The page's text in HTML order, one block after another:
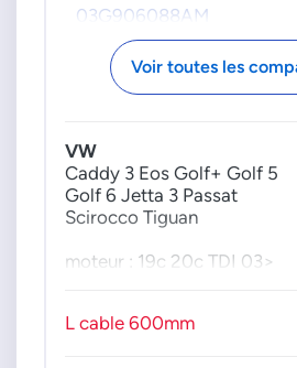
03G906088AM
03G906088AN
03G906088AT
03G906088J
03L906088BS
Voir toutes les
VW
Caddy 3 Eos Golf+ Golf 5
Golf 6 Jetta 3 Passat
Scirocco Tiguan
moteur : 19c 20c TDI 03>
L cable 600mm